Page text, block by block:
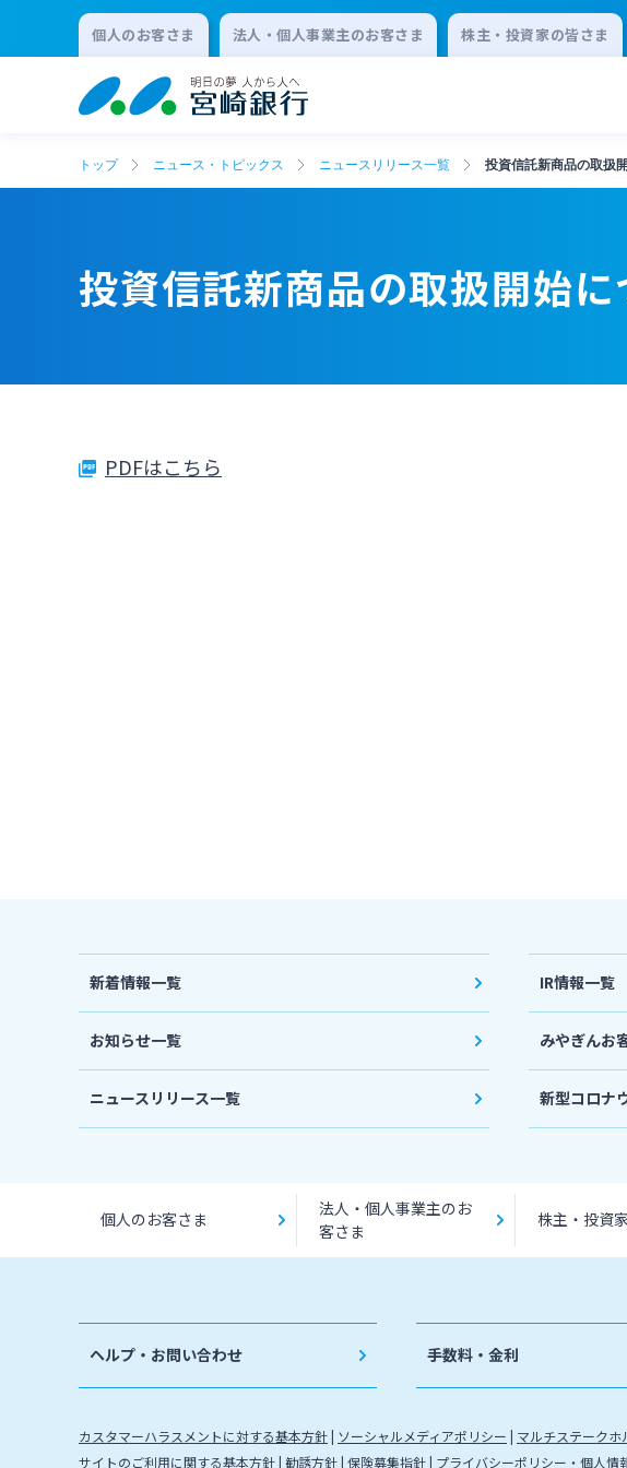
個人のお客さま 法人・個人事業主のお客さま 株主・投資家の皆さま
トップ ニュース・トピックス ニュースリリース一覧 投資信託新商品の取扱
投資信託新商品の取扱開始に
PDFはこちら
新着情報一覧
お知らせ一覧
ニュースリリース一覧
IR情報一覧
みやぎんお
新型コロナ
個人のお客さま
法人・個人事業主のお
客さま
株主・投資
ヘルプ・お問い合わせ 手数料・金利
カスタマーハラスメントに対する基本方針 ソーシャルメディアポリシー マルチステークホ
サイトのご利用に関する基本方針 勧誘方針 保険募集指針 プライバシーポリシー・個人情